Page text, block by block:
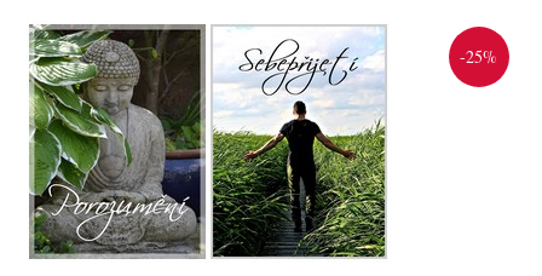
-25%